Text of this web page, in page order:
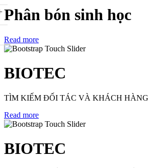
Phân bón sinh học
Read more
BIOTEC
TÌM KIẾM ĐỐI TÁC VÀ KHÁCH HÀNG
Read more
BIOTEC